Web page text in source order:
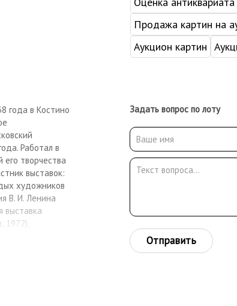
Продажа картин на
Аукцион картин
года в Костино
Работал в
творчества
выставок:
художников
В. И. Ленина
выставка
1972),
выставка
1984, 1990),
Задать вопрос по лоту
Отправить